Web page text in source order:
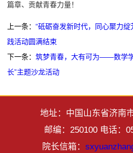
篇章、贡献青春力量！
上一条：“砥砺奋发新时代，同心聚力
践活动圆满结束
下一条：筑梦青春，大有可为——数学
长”主题沙龙活动
地址：中国山东省济南
邮编：250100 电话：
院长信箱：